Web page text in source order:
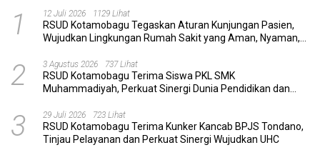
1 12 Juli 2026 1129 Lihat
RSUD Kotamobagu Tegaskan Aturan Kunjungan Pasien,
Wujudkan Lingkungan Rumah Sakit yang Aman, Nyaman,
2 3 Agustus 2026 737 Lihat
RSUD Kotamobagu Terima Siswa PKL SMK
Muhammadiyah, Perkuat Sinergi Dunia Pendidikan dan
3 29 Juli 2026 723 Lihat
RSUD Kotamobagu Terima Kunker Kancab BPJS Tondano,
Tinjau Pelayanan dan Perkuat Sinergi Wujudkan UHC